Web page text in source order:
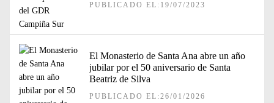
PUBLICADO EL:19/07/2023
El Monasterio de Santa Ana abre un año
jubilar por el 50 aniversario de Santa
Beatriz de Silva
PUBLICADO EL:26/01/2026